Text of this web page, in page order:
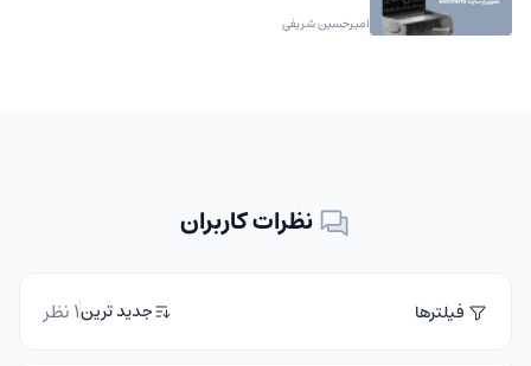
امیرحسین شریفی
نظرات کاربران
فیلترها جدید ترین1 نظر